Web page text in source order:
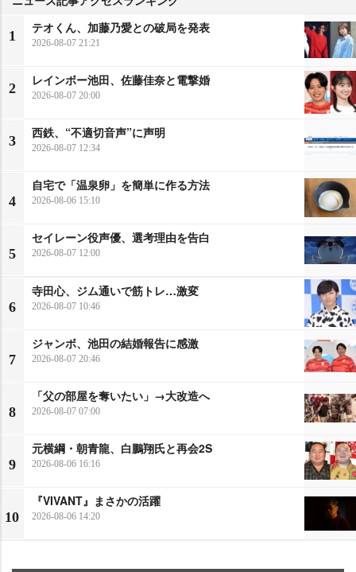
1
テオくん、加藤乃愛との破局を発表
2026-08-07 21:21
2
レインボー池田、佐藤佳奈と電撃婚
2026-08-07 20:00
3
西鉄、“不適切音声”に声明
2026-08-07 12:34
4
自宅で「温泉卵」を簡単に作る方法
2026-08-06 15:10
5
セイレーン役声優、選考理由を告白
2026-08-07 12:00
6
寺田心、ジム通いで筋トレ…激変
2026-08-07 10:46
7
ジャンボ、池田の結婚報告に感激
2026-08-07 20:46
8
「父の部屋を奪いたい」→大改造へ
2026-08-07 07:00
9
元横綱・朝青龍、白鵬翔氏と再会2S
2026-08-06 16:16
10
『VIVANT』まさかの活躍
2026-08-06 14:20